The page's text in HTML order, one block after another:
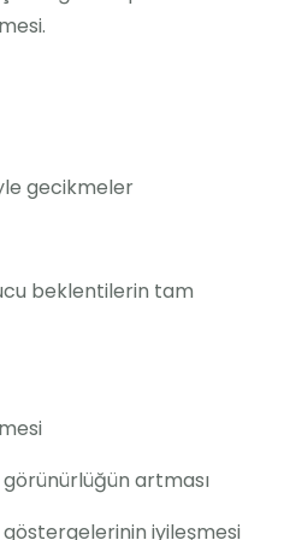
gecikmeler
beklentilerin tam
artması
iyileşmesi